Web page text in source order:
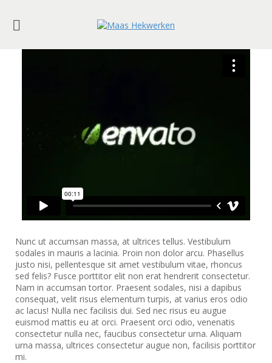
Nunc ut accumsan massa, at ultrices tellus. Vestibulum
sodales in mauris a lacinia. Proin non dolor arcu. Phasellus
justo nisi, pellentesque sit amet vestibulum vitae, rhoncus
sed felis? Fusce porttitor elit non erat hendrerit consectetur.
Nam in accumsan tortor. Praesent sodales, nisi a dapibus
consequat, velit risus elementum turpis, at varius eros odio
ac lacus! Nulla nec facilisis dui. Sed nec risus eu augue
euismod mattis eu at orci. Praesent orci odio, venenatis
consectetur nulla nec, faucibus consectetur urna. Aliquam
urna massa, ultrices consectetur augue non, facilisis porttitor
mi.